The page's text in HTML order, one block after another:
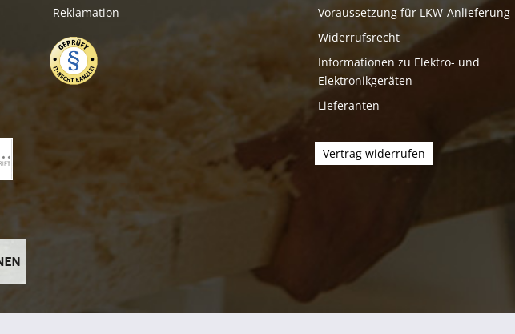
Reklamation
Voraussetzung für LKW-Anlieferung
Widerrufsrecht
Informationen zu Elektro- und
Elektronikgeräten
Lieferanten
Vertrag widerrufen